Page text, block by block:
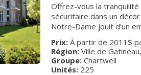
Offrez-vous la
sécuritaire dans un décor élégant
Notre-Dame jouit d’un
paisible de Hull, à
résidence bénéficie des avantages d’un milieu urbain avec son accès
près du boulevard des
Gatineau. Vous y
Prix:À partir de 2011$
Région: Ville de
Groupe: Chartwell
Unités:225